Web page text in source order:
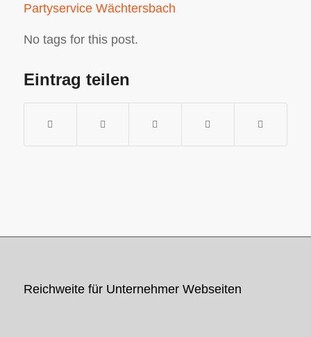
Partyservice Wächtersbach
No tags for this post.
Eintrag teilen
Reichweite für Unternehmer Webseiten